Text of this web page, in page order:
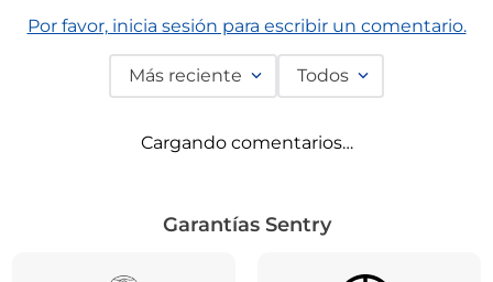
Por favor, inicia sesión para escribir un comentario.
Más reciente Todos
Cargando comentarios…
Garantías Sentry